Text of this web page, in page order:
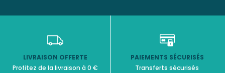
LIVRAISON OFFERTE
Profitez de la livraison à 0 €
PAIEMENTS SÉCURISÉS
Transferts sécurisés